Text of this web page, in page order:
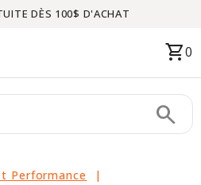
DÈS 100$ D'ACHAT
shopping_cart0
search
Performance
|